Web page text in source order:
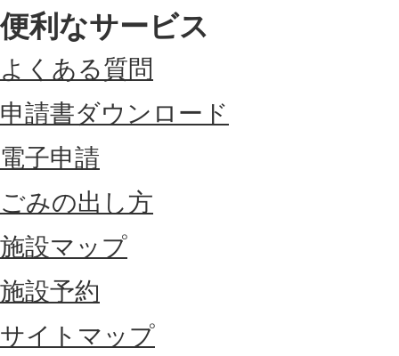
便利なサービス
よくある質問
申請書ダウンロード
電子申請
ごみの出し方
施設マップ
施設予約
サイトマップ